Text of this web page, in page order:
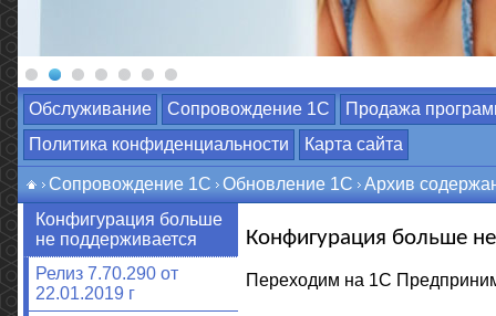
Обслуживание Сопровождение 1С
Продажа
Политика конфиденциальности
Карта сайта
Сопровождение 1С Обновление 1С
Архив
Конфигурация больше
не поддерживается
Релиз 7.70.290 от
22.01.2019 г
Конфигурация больше
Переходим на 1С